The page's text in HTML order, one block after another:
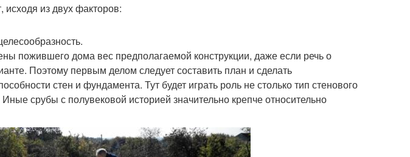
из двух факторов:
пожившего дома вес предполагаемой конструкции, даже если речь о
Поэтому первым делом следует составить план и сделать
стен и фундамента. Тут будет играть роль не столько тип стенового
срубы с полувековой историей значительно крепче относительно